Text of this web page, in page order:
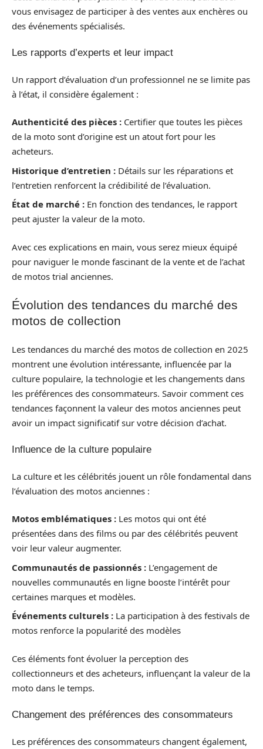
vous envisagez de participer à des ventes aux enchères ou
des événements spécialisés.
Les rapports d’experts et leur impact
Un rapport d’évaluation d’un professionnel ne se limite pas
à l’état, il considère également :
Authenticité des pièces : Certifier que toutes les pièces
de la moto sont d’origine est un atout fort pour les
acheteurs.
Historique d’entretien : Détails sur les réparations et
l’entretien renforcent la crédibilité de l’évaluation.
État de marché : En fonction des tendances, le rapport
peut ajuster la valeur de la moto.
Avec ces explications en main, vous serez mieux équipé
pour naviguer le monde fascinant de la vente et de l’achat
de motos trial anciennes.
Évolution des tendances du marché des
motos de collection
Les tendances du marché des motos de collection en 2025
montrent une évolution intéressante, influencée par la
culture populaire, la technologie et les changements dans
les préférences des consommateurs. Savoir comment ces
tendances façonnent la valeur des motos anciennes peut
avoir un impact significatif sur votre décision d’achat.
Influence de la culture populaire
La culture et les célébrités jouent un rôle fondamental dans
l’évaluation des motos anciennes :
Motos emblématiques : Les motos qui ont été
présentées dans des films ou par des célébrités peuvent
voir leur valeur augmenter.
Communautés de passionnés : L’engagement de
nouvelles communautés en ligne booste l’intérêt pour
certaines marques et modèles.
Événements culturels : La participation à des festivals de
motos renforce la popularité des modèles
Ces éléments font évoluer la perception des
collectionneurs et des acheteurs, influençant la valeur de la
moto dans le temps.
Changement des préférences des consommateurs
Les préférences des consommateurs changent également,